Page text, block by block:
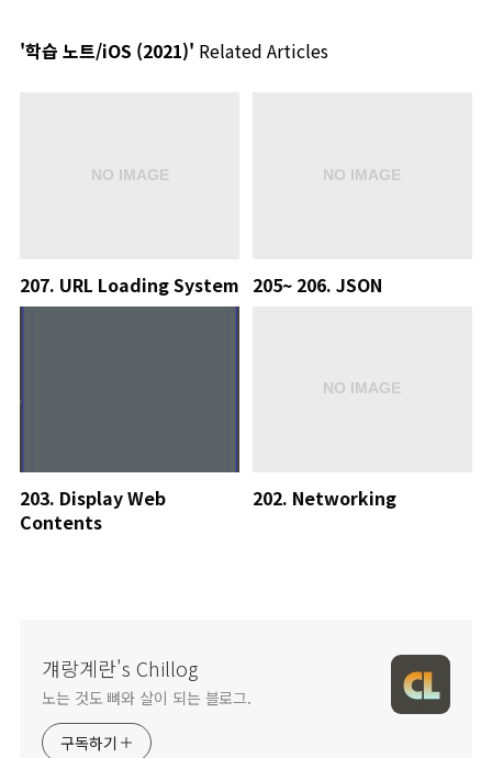
'학습 노트/iOS (2021)' Related Articles
207. URL Loading System 205~ 206. JSON
203. Display Web
Contents
202. Networking
걔랑계란's Chillog
노는 것도 뼈와 살이 되는 블로그.
구독하기